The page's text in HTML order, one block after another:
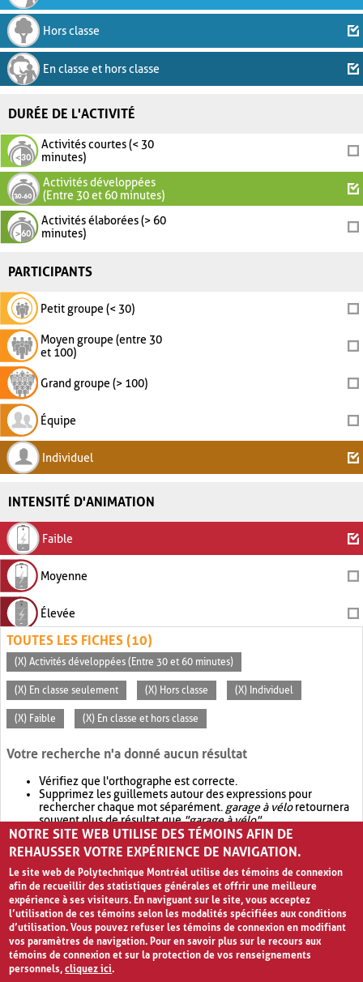
Hors classe
En classe et hors classe
DURÉE DE L'ACTIVITÉ
Activités courtes (< 30
minutes)
Activités développées
(Entre 30 et 60 minutes)
Activités élaborées (> 60
minutes)
PARTICIPANTS
Petit groupe (< 30)
Moyen groupe (entre 30
et 100)
Grand groupe (> 100)
Équipe
Individuel
INTENSITÉ D'ANIMATION
Faible
Moyenne
Élevée
TOUTES LES FICHES (10)
(X) Activités développées (Entre 30 et 60 minutes)
(X) En classe seulement (X) Hors classe (X) Individuel
(X) Faible (X) En classe et hors classe
Votre recherche n'a donné aucun résultat
Vérifiez que l'orthographe est correcte.
Supprimez les guillemets autour des expressions pour
rechercher chaque mot séparément. garage à véloretournera
souvent plus de résultat que"garage à vélo".
Envisagez d'élargir votre recherche avec OR.garage OR vélo
retournera souvent plus de résultat quegarage à vélo
NOTRE SITE WEB UTILISE DES TÉMOINS AFIN DE
REHAUSSER VOTRE EXPÉRIENCE DE NAVIGATION.
Le site web de Polytechnique Montréal utilise des témoins de connexion
afin de recueillir des statistiques générales et offrir une meilleure
expérience à ses visiteurs. En naviguant sur le site, vous acceptez
l’utilisation de ces témoins selon les modalités spécifiées aux conditions
d’utilisation. Vous pouvez refuser les témoins de connexion en modifiant
vos paramètres de navigation. Pour en savoir plus sur le recours aux
témoins de connexion et sur la protection de vos renseignements
personnels,cliquez ici.